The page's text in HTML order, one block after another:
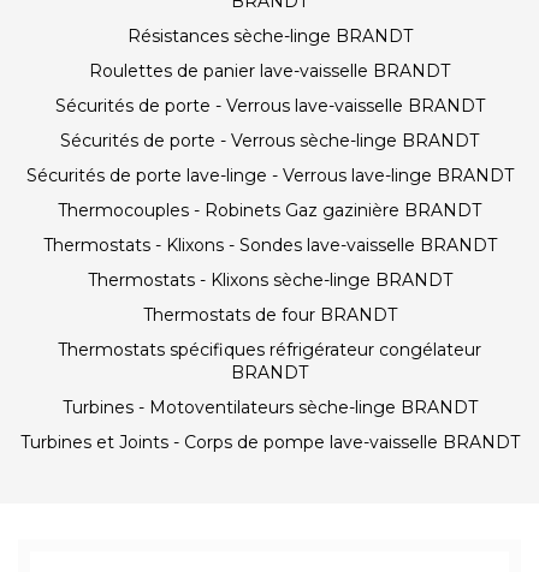
Résistances sèche-linge BRANDT
Roulettes de panier lave-vaisselle BRANDT
Sécurités de porte - Verrous lave-vaisselle BRANDT
Sécurités de porte - Verrous sèche-linge BRANDT
Sécurités de porte lave-linge - Verrous lave-linge BRANDT
Thermocouples - Robinets Gaz gazinière BRANDT
Thermostats - Klixons - Sondes lave-vaisselle BRANDT
Thermostats - Klixons sèche-linge BRANDT
Thermostats de four BRANDT
Thermostats spécifiques réfrigérateur congélateur
BRANDT
Turbines - Motoventilateurs sèche-linge BRANDT
Turbines et Joints - Corps de pompe lave-vaisselle BRANDT